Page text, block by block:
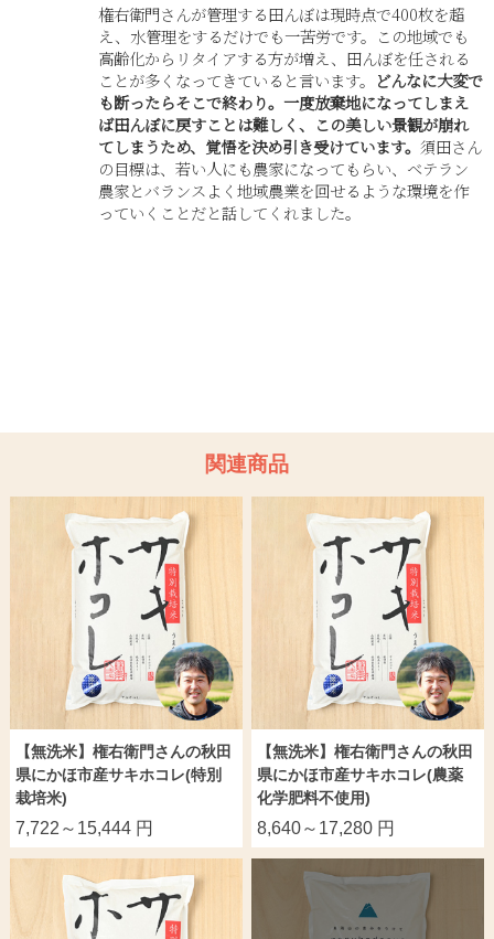
権右衛門さんが管理する田んぼは現時点で400枚を超
え、水管理をするだけでも一苦労です。この地域でも
高齢化からリタイアする方が増え、田んぼを任される
ことが多くなってきていると言います。 どんなに大変で
も断ったらそこで終わり。一度放棄地になってしまえ
ば田んぼに戻すことは難しく、この美しい景観が崩れ
てしまうため、覚悟を決め引き受けています。須田さん
の目標は、若い人にも農家になってもらい、ベテラン
農家とバランスよく地域農業を回せるような環境を作
っていくことだと話してくれました。
関連商品
【無洗米】権右衛門さんの秋田
県にかほ市産サキホコレ(特別
栽培米)
7,722～15,444 円
【無洗米】権右衛門さんの秋田
県にかほ市産サキホコレ(農薬
化学肥料不使用)
8,640～17,280 円